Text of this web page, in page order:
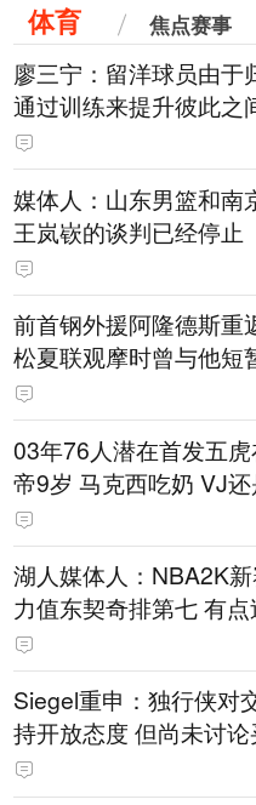
体育 焦点赛事
廖三宁：留洋球员由于
通过训练来提升彼此之
媒体人：山东男篮和南
王岚嵚的谈判已经停止
前首钢外援阿隆德斯重
松夏联观摩时曾与他短
03年76人潜在首发五
帝9岁 马克西吃奶 VJ
湖人媒体人：NBA2K
力值东契奇排第七 有点
Siegel重申：独行侠对
持开放态度 但尚未讨